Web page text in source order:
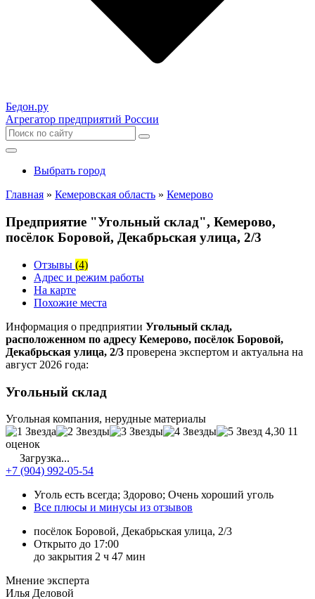
Бедон.ру
Агрегатор предприятий России
Выбрать город
Главная » Кемеровская область » Кемерово
Предприятие "Угольный склад", Кемерово,
посёлок Боровой, Декабрьская улица, 2/3
Отзывы (4)
Адрес и режим работы
На карте
Похожие места
Информация о предприятии Угольный склад,
расположенном по адресу Кемерово, посёлок Боровой,
Декабрьская улица, 2/3 проверена экспертом и актуальна на
август 2026 года:
Угольный склад
Угольная компания, нерудные материалы
4,30 11
оценок
Загрузка...
+7 (904) 992-05-54
Уголь есть всегда; Здорово; Очень хороший уголь
Все плюсы и минусы из отзывов
посёлок Боровой, Декабрьская улица, 2/3
Открыто до 17:00
до закрытия 2 ч 47 мин
Мнение эксперта
Илья Деловой